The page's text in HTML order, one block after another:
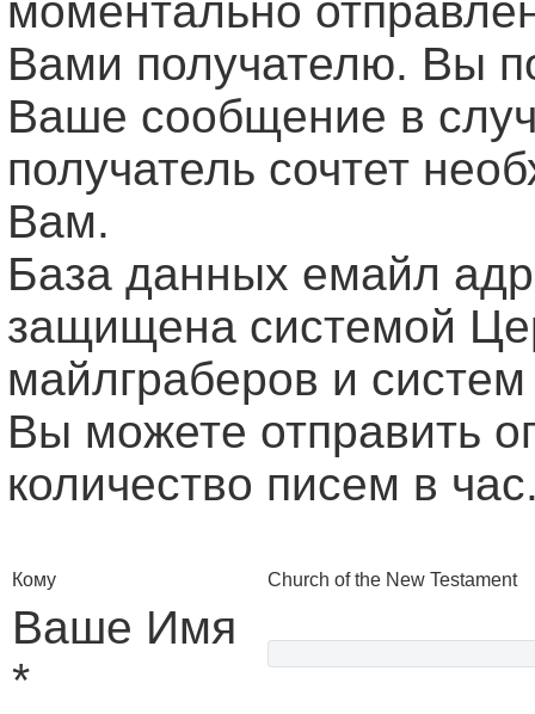
моментально
Вами получателю. Вы
Ваше сообщение в
получатель сочтет
Вам.
База данных емайл
защищена системой
майлграберов и
Вы можете отправить
количество писем в
Кому Church of the New Testament
Ваше Имя
*